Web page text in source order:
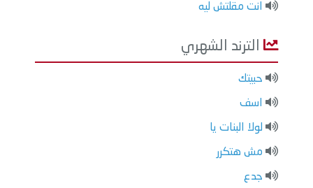
انت مقلتش ليه
الترند الشهري
حبيتك
اسف
لولا البنات يا
مش هتكرر
جدع